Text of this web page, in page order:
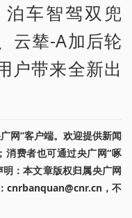
车智驾双兜
云辇-A加后轮
户带来全新出
网”客户端。欢迎提供新闻
消费者也可通过央广网“啄
：本文章版权归属央广网
cnrbanquan@cnr.cn，不